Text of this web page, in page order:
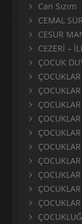
Can Sızım
CEMAL
CESUR
CEZERİ –
ÇOCUK